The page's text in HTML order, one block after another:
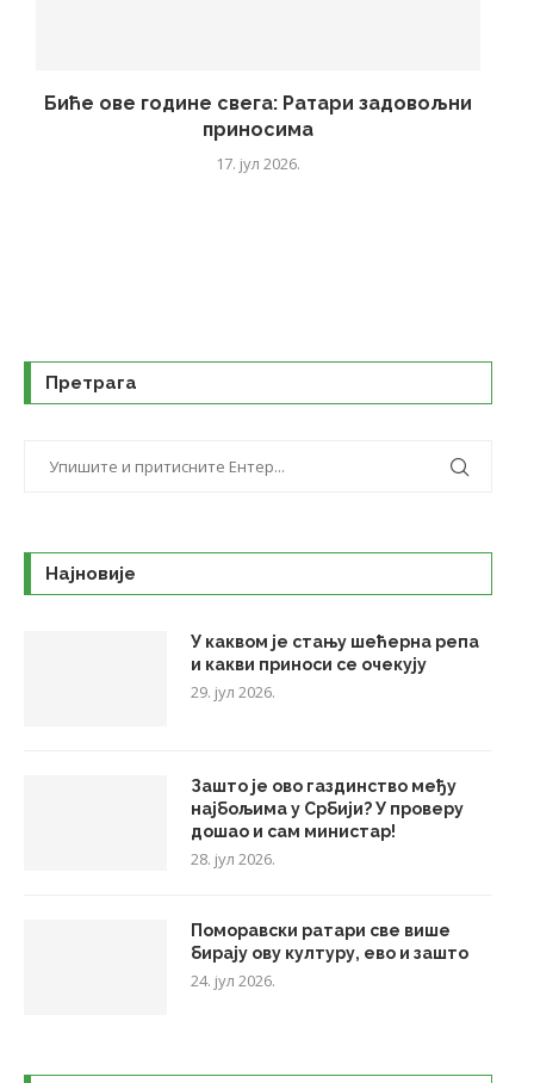
Биће ове године свега: Ратари задовољни
приносима
17. јул 2026.
Претрага
Најновије
У каквом је стању шећерна репа
и какви приноси се очекују
29. јул 2026.
Зашто је ово газдинство међу
најбољима у Србији? У проверу
дошао и сам министар!
28. јул 2026.
Поморавски ратари све више
бирају ову културу, ево и зашто
24. јул 2026.